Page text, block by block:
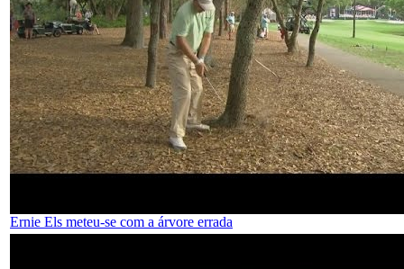
Ernie Els meteu-se com a árvore errada